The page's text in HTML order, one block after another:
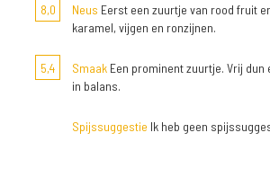
8,0 Neus Eerst een zuurtje van rood fruit
karamel, vijgen en ronzijnen.
5,4 Smaak Een prominent zuurtje. Vrij dun
in balans.
Spijssuggestie Ik heb geen